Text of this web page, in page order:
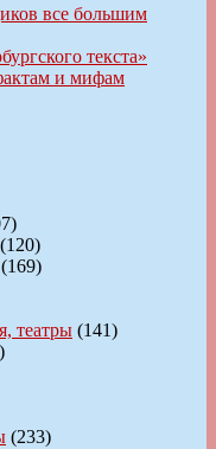
все большим
текста»
и мифам
(120)
(169)
театры (141)
(233)